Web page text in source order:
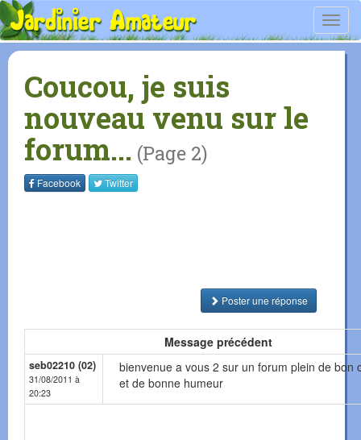
Coucou, je suis
nouveau venu sur le
forum... (Page 2)
Facebook Twitter
Poster une réponse
Message précédent
seb02210 (02)
31/08/2011 à
20:23
bienvenue a vous 2 sur un forum plein de bon
et de bonne humeur